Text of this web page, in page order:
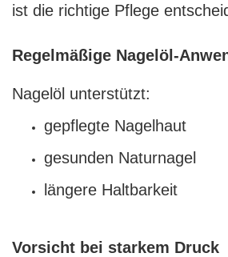
ist die richtige Pflege
Regelmäßige Nagelöl-
Nagelöl unterstützt:
gepflegte Nagelhaut
gesunden Naturnagel
längere Haltbarkeit
Vorsicht bei starkem Druck